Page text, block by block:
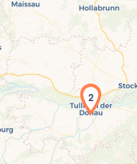
Laden der Karte...
2